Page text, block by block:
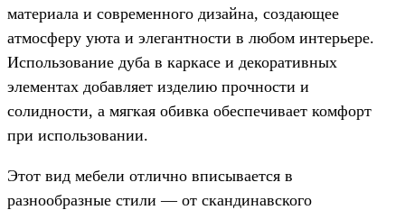
материала и современного дизайна, создающее
атмосферу уюта и элегантности в любом интерьере.
Использование дуба в каркасе и декоративных
элементах добавляет изделию прочности и
солидности, а мягкая обивка обеспечивает комфорт
при использовании.
Этот вид мебели отлично вписывается в
разнообразные стили — от скандинавского